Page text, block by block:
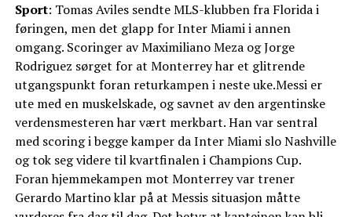
Sport: Tomas Aviles sendte MLS-klubben fra Florida i
føringen, men det glapp for Inter Miami i annen
omgang. Scoringer av Maximiliano Meza og Jorge
Rodriguez sørget for at Monterrey har et glitrende
utgangspunkt foran returkampen i neste uke.Messi er
ute med en muskelskade, og savnet av den argentinske
verdensmesteren har vært merkbart. Han var sentral
med scoring i begge kamper da Inter Miami slo Nashville
og tok seg videre til kvartfinalen i Champions Cup.
Foran hjemmekampen mot Monterrey var trener
Gerardo Martino klar på at Messis situasjon måtte